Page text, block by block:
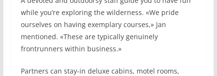
while you’re exploring the wilderness. «We pride
ourselves on having exemplary courses,» Jan
mentioned. «These are typically genuinely
frontrunners within business.»
Partners can stay-in deluxe cabins, motel rooms,